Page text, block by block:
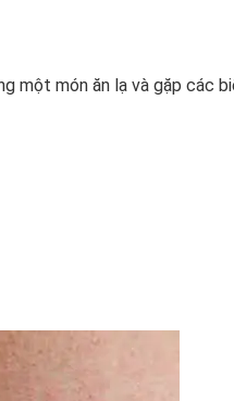
một món ăn lạ và gặp các